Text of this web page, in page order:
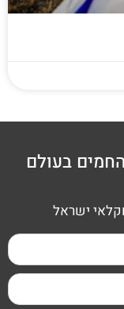
בעולם
ישראל